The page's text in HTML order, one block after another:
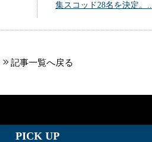
集スコッド28名を決定。..
記事一覧へ戻る
PICK UP